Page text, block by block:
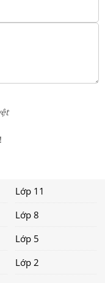
Lớp 11
Lớp 8
Lớp 5
Lớp 2